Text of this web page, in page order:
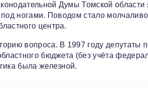
Думы Томской
ногами. Поводом стало
центра.
вопроса. В 1997 году депутаты
бюджета (без учёта
была железной.